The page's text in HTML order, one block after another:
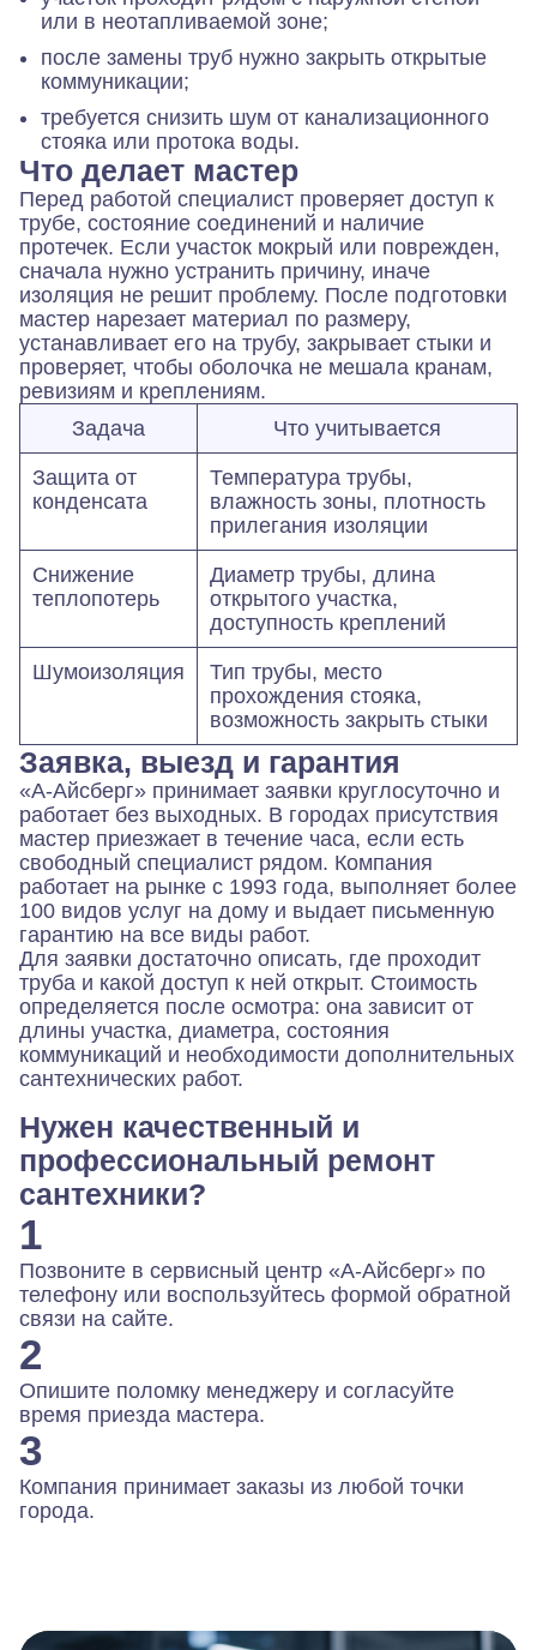
или в неотапливаемой зоне;
после замены труб нужно закрыть открытые
коммуникации;
требуется снизить шум от канализационного
стояка или протока воды.
Что делает мастер
Перед работой специалист проверяет доступ к
трубе, состояние соединений и наличие
протечек. Если участок мокрый или поврежден,
сначала нужно устранить причину, иначе
изоляция не решит проблему. После подготовки
мастер нарезает материал по размеру,
устанавливает его на трубу, закрывает стыки и
проверяет, чтобы оболочка не мешала кранам,
ревизиям и креплениям.
Задача
Что учитывается
Защита от
конденсата
Температура трубы,
влажность зоны, плотность
прилегания изоляции
Снижение
теплопотерь
Диаметр трубы, длина
открытого участка,
доступность креплений
Шумоизоляция
Тип трубы, место
прохождения стояка,
возможность закрыть стыки
Заявка, выезд и гарантия
«А-Айсберг» принимает заявки круглосуточно и
работает без выходных. В городах присутствия
мастер приезжает в течение часа, если есть
свободный специалист рядом. Компания
работает на рынке с 1993 года, выполняет более
100 видов услуг на дому и выдает письменную
гарантию на все виды работ.
Для заявки достаточно описать, где проходит
труба и какой доступ к ней открыт. Стоимость
определяется после осмотра: она зависит от
длины участка, диаметра, состояния
коммуникаций и необходимости дополнительных
сантехнических работ.
Нужен качественный и
профессиональный ремонт
сантехники?
1
Позвоните в сервисный центр «А-Айсберг» по
телефону или воспользуйтесь формой обратной
связи на сайте.
2
Опишите поломку менеджеру и согласуйте
время приезда мастера.
3
Компания принимает заказы из любой точки
города.